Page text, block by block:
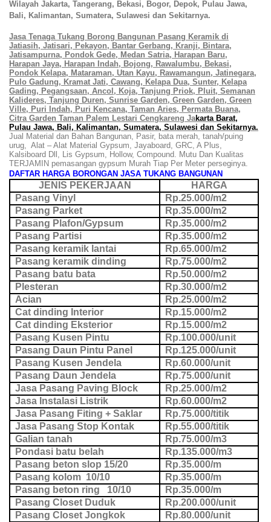
Wilayah Jakarta, Tangerang, Bekasi, Bogor, Depok, Pulau Jawa,
Bali, Kalimantan, Sumatera, Sulawesi dan Sekitarnya.
Jasa Tenaga Tukang Borong Bangunan Pasang Keramik di
Jatiasih, Jatisari, Pekayon, Bantar Gerbang, Kranji, Bintara,
Jatisampurna, Pondok Gede, Medan Satria, Harapan Baru,
Harapan Jaya, Harapan Indah, Bojong, Rawalumbu, Bekasi,
Pondok Kelapa, Mataraman, Utan Kayu, Rawamangun, Jatinegara,
Pulo Gadung, Kramat Jati, Cawang, Kelapa Dua, Sunter, Kelapa
Gading, Pegangsaan, Ancol, Koja, Tanjung Priok, Pluit, Semanan
Kalideres, Tanjung Duren, Sunrise Garden, Green Garden, Green
Ville, Puri Indah, Puri Kencana, Taman Aries, Permata Buana,
Citra Garden Taman Palem Lestari Cengkareng Jakarta Barat,
Pulau Jawa, Bali, Kalimantan, Sumatera, Sulawesi dan Sekitarnya.
Jual Material dan Bahan Bangunan, Pasir, bata merah, tanah/puing
urug, Alat – Alat Material Gypsum, Jayaboard, GRC, A Plus,
Kalsiboard Dll, Lis Gypsum, Hollow, Compound. Mutu Dan Kualitas
TERJAMIN pemasangan gypsum Murah Tiap Per Meter perseginya.
DAFTAR HARGA BORONGAN JASA TUKANG BANGUNAN
JENIS PEKERJAAN
HARGA
Pasang Vinyl
Rp.25.000/m2
Pasang Parket
Rp.35.000/m2
Pasang Plafon/Gypsum
Rp.35.000/m2
Pasang Partisi
Rp.35.000/m2
Pasang keramik lantai
Rp.65.000/m2
Pasang keramik dinding
Rp.75.000/m2
Pasang batu bata
Rp.50.000/m2
Plesteran
Rp.30.000/m2
Acian
Rp.25.000/m2
Cat dinding Interior
Rp.15.000/m2
Cat dinding Eksterior
Rp.15.000/m2
Pasang Kusen Pintu
Rp.100.000/unit
Pasang Daun Pintu Panel
Rp.125.000/unit
Pasang Kusen Jendela
Rp.60.000/unit
Pasang Daun Jendela
Rp.75.000/unit
Jasa Pasang Paving Block
Rp.25.000/m2
Jasa Instalasi Listrik
Rp.60.000/m2
Jasa Pasang Fiting + Saklar
Rp.75.000/titik
Jasa Pasang Stop Kontak
Rp.55.000/titik
Galian tanah
Rp.75.000/m3
Pondasi batu belah
Rp.135.000/m3
Pasang beton slop 15/20
Rp.35.000/m
Pasang kolom 10/10
Rp.35.000/m
Pasang beton ring 10/10
Rp.35.000/m
Pasang Closet Duduk
Rp.200.000/unit
Pasang Closet Jongkok
Rp.80.000/unit